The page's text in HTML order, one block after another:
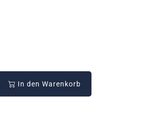
In den Warenkorb